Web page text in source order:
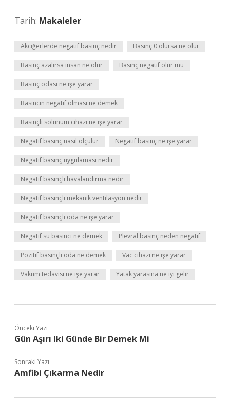
Tarih: Makaleler
Akciğerlerde negatif basınç nedir Basınç 0 olursa ne olur
Basınç azalırsa insan ne olur Basınç negatif olur mu
Basınç odası ne işe yarar
Basıncın negatif olması ne demek
Basınçlı solunum cihazı ne işe yarar
Negatif basınç nasıl ölçülür Negatif basınç ne işe yarar
Negatif basınç uygulaması nedir
Negatif basınçlı havalandırma nedir
Negatif basınçlı mekanik ventilasyon nedir
Negatif basınçlı oda ne işe yarar
Negatif su basıncı ne demek Plevral basınç neden negatif
Pozitif basınçlı oda ne demek Vac cihazı ne işe yarar
Vakum tedavisi ne işe yarar Yatak yarasına ne iyi gelir
Önceki Yazı
Gün Aşırı Iki Günde Bir Demek Mi
Sonraki Yazı
Amfibi Çıkarma Nedir